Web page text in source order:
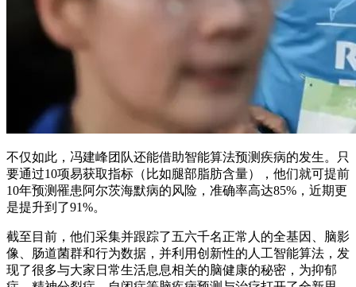
不仅如此，冯建峰团队还能借助智能算法预测疾病的发生。只
要通过10项易获取指标（比如腿部脂肪含量），他们就可提前
10年预测罹患阿尔茨海默病的风险，准确率高达85%，近期更
是提升到了91%。
截至目前，他们采集并跟踪了五六千名正常人的全基因、脑影
像、肠道菌群和行为数据，并利用创新性的人工智能算法，发
现了很多与大家日常生活息息相关的脑健康的秘密，为抑郁